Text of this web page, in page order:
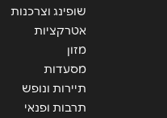
שופינג וצרכנות
אטרקציות
מזון
מסעדות
תיירות ונופש
תרבות ופנאי